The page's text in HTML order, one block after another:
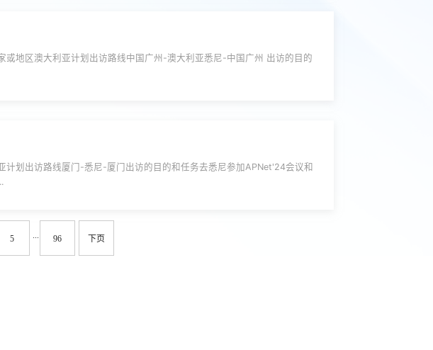
地区澳大利亚计划出访路线中国广州-澳大利亚悉尼-中国广州 出访的目的
划出访路线厦门-悉尼-厦门出访的目的和任务去悉尼参加APNet'24会议和
5 ... 96 下页